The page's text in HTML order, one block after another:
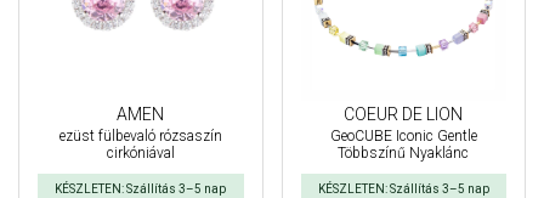
AMEN
ezüst fülbevaló rózsaszín
cirkóniával
KÉSZLETEN: Szállítás 3–5 nap
COEUR DE LION
GeoCUBE Iconic Gentle
Többszínű Nyaklánc
KÉSZLETEN: Szállítás 3–5 nap